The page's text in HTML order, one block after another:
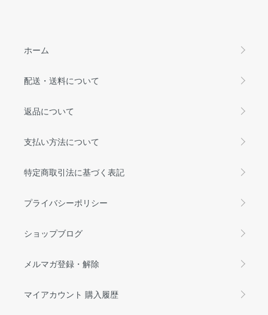
ホーム
配送・送料について
返品について
支払い方法について
特定商取引法に基づく表記
プライバシーポリシー
ショップブログ
メルマガ登録・解除
マイアカウント 購入履歴